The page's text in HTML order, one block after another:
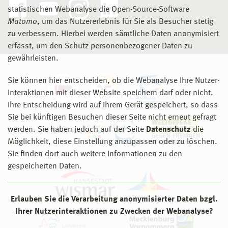
statistischen Webanalyse die Open-Source-Software
Matomo, um das Nutzererlebnis für Sie als Besucher stetig
zu verbessern. Hierbei werden sämtliche Daten anonymisiert
erfasst, um den Schutz personenbezogener Daten zu
gewährleisten.
Sie können hier entscheiden, ob die Webanalyse Ihre Nutzer-
Interaktionen mit dieser Website speichern darf oder nicht.
Ihre Entscheidung wird auf ihrem Gerät gespeichert, so dass
Sie bei künftigen Besuchen dieser Seite nicht erneut gefragt
werden. Sie haben jedoch auf der Seite Datenschutz die
Möglichkeit, diese Einstellung anzupassen oder zu löschen.
Sie finden dort auch weitere Informationen zu den
gespeicherten Daten.
Erlauben Sie die Verarbeitung anonymisierter Daten bzgl.
Ihrer Nutzerinteraktionen zu Zwecken der Webanalyse?